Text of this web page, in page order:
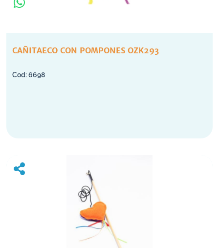
CAÑITAECO CON POMPONES OZK293
6698